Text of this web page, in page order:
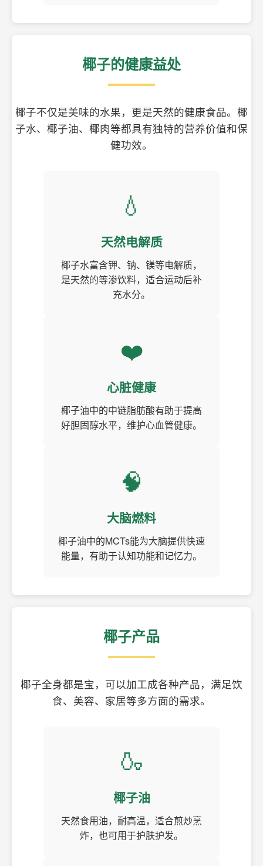
椰子的健康益处
椰子不仅是美味的水果，更是天然的健康食品。椰
子水、椰子油、椰肉等都具有独特的营养价值和保
健功效。
💧
天然电解质
椰子水富含钾、钠、镁等电解质，
是天然的等渗饮料，适合运动后补
充水分。
❤️
心脏健康
椰子油中的中链脂肪酸有助于提高
好胆固醇水平，维护心血管健康。
🧠
大脑燃料
椰子油中的MCTs能为大脑提供快速
能量，有助于认知功能和记忆力。
椰子产品
椰子全身都是宝，可以加工成各种产品，满足饮
食、美容、家居等多方面的需求。
🍶
椰子油
天然食用油，耐高温，适合煎炒烹
炸，也可用于护肤护发。